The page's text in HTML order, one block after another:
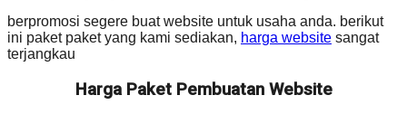
berpromosi segere buat website untuk usaha anda. berikut
ini paket paket yang kami sediakan, harga website sangat
terjangkau
Harga Paket Pembuatan Website